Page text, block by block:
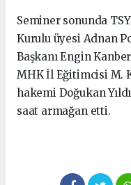
Seminer sonunda
Kurulu üyesi Adnan
Başkanı Engin
MHK İl Eğitimcisi M.
hakemi Doğukan
saat armağan etti.